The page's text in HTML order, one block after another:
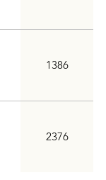
1386
2376